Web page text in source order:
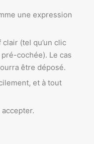
une expression
(tel qu’un clic
cochée). Le cas
être déposé.
et à tout